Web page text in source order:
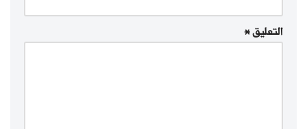
التعليق*